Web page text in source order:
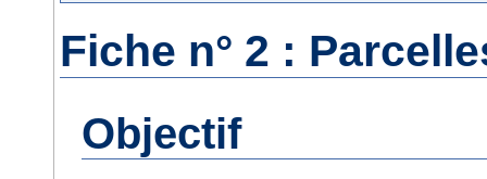
Fiche n° 2 :
Objectif